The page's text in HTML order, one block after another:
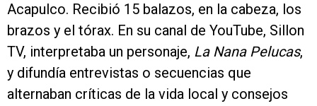
Acapulco. Recibió 15 balazos, en la cabeza, los
brazos y el tórax. En su canal de YouTube, Sillon
TV, interpretaba un personaje, La Nana Pelucas,
y difundía entrevistas o secuencias que
alternaban críticas de la vida local y consejos